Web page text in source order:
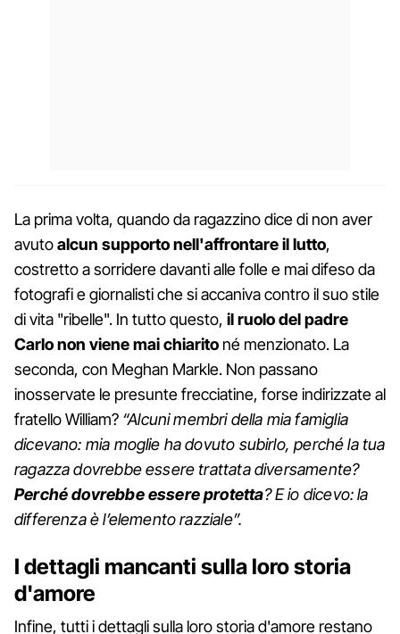
La prima volta, quando da ragazzino dice di non aver
avutoalcun supporto nell'affrontare il lutto,
costretto a sorridere davanti alle folle e mai difeso da
fotografi e giornalisti che si accaniva contro il suo stile
di vita "ribelle". In tutto questo, il ruolo del padre
Carlo non viene mai chiarito né menzionato. La
seconda, con Meghan Markle. Non passano
inosservate le presunte frecciatine, forse indirizzate al
fratello William? “Alcuni membri della mia famiglia
dicevano: mia moglie ha dovuto subirlo, perché la tua
ragazza dovrebbe essere trattata diversamente?
Perché dovrebbe essere protetta? E io dicevo: la
differenza è l’elemento razziale”.
I dettagli mancanti sulla loro storia
d'amore
Infine, tutti i dettagli sulla loro storia d'amore restano